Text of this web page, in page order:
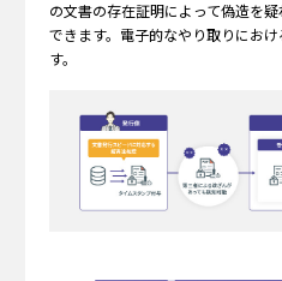
の文書の存在証明によって偽造を
できます。電子的なやり取りにお
す。